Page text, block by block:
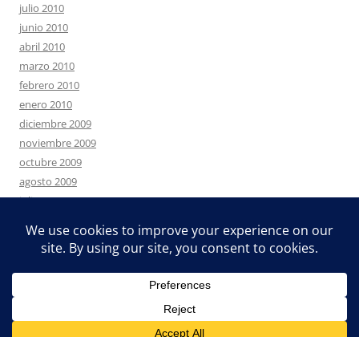
julio 2010
junio 2010
abril 2010
marzo 2010
febrero 2010
enero 2010
diciembre 2009
noviembre 2009
octubre 2009
agosto 2009
julio 2009
mayo 2009